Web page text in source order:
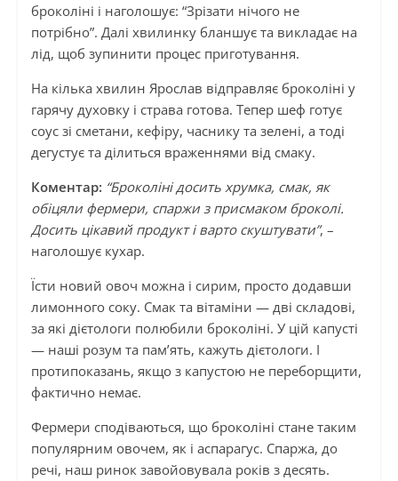
броколіні і наголошує: “Зрізати нічого не
потрібно”. Далі хвилинку бланшує та викладає на
лід, щоб зупинити процес приготування.
На кілька хвилин Ярослав відправляє броколіні у
гарячу духовку і страва готова. Тепер шеф готує
соус зі сметани, кефіру, часнику та зелені, а тоді
дегустує та ділиться враженнями від смаку.
Коментар: “Броколіні досить хрумка, смак, як
обіцяли фермери, спаржи з присмаком броколі.
Досить цікавий продукт і варто скуштувати”, –
наголошує кухар.
Їсти новий овоч можна і сирим, просто додавши
лимонного соку. Смак та вітаміни — дві складові,
за які дієтологи полюбили броколіні. У цій капусті
— наші розум та пам’ять, кажуть дієтологи. І
протипоказань, якщо з капустою не переборщити,
фактично немає.
Фермери сподіваються, що броколіні стане таким
популярним овочем, як і аспарагус. Спаржа, до
речі, наш ринок завойовувала років з десять.